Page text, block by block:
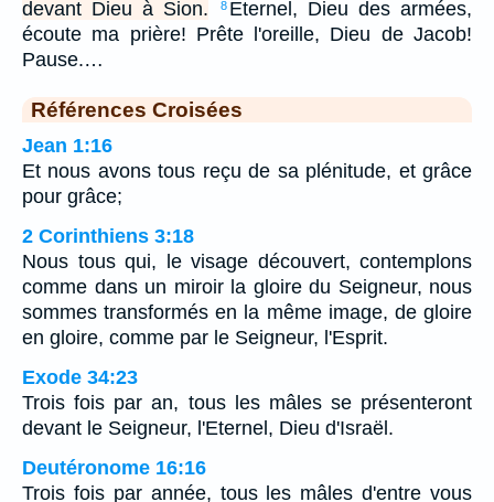
devant Dieu à Sion.
8 Eternel, Dieu des armées,
écoute ma prière! Prête l'oreille, Dieu de Jacob!
Pause.…
Références Croisées
Jean 1:16
Et nous avons tous reçu de sa plénitude, et grâce
pour grâce;
2 Corinthiens 3:18
Nous tous qui, le visage découvert, contemplons
comme dans un miroir la gloire du Seigneur, nous
sommes transformés en la même image, de gloire
en gloire, comme par le Seigneur, l'Esprit.
Exode 34:23
Trois fois par an, tous les mâles se présenteront
devant le Seigneur, l'Eternel, Dieu d'Israël.
Deutéronome 16:16
Trois fois par année, tous les mâles d'entre vous